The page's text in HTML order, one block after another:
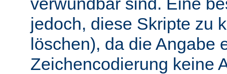
jedoch, diese Skripte zu
löschen), da die Angabe
Zeichencodierung keine